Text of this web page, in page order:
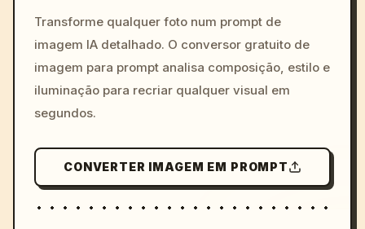
colors, 8k --v 6.0
Transforme qualquer foto num prompt de
imagem IA detalhado. O conversor gratuito de
imagem para prompt analisa composição, estilo e
iluminação para recriar qualquer visual em
segundos.
CONVERTER IMAGEM EM PROMPT